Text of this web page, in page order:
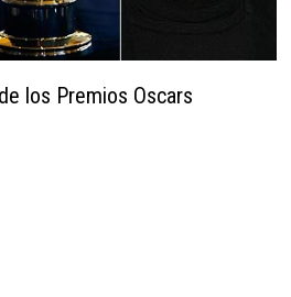
los Premios Oscars